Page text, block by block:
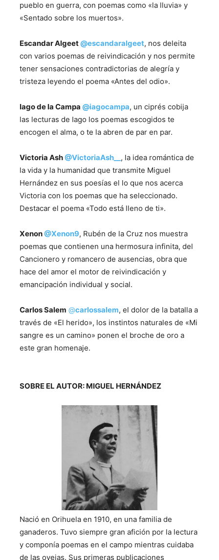
pueblo en guerra, con poemas como «la lluvia» y
«Sentado sobre los muertos».
Escandar Algeet @escandaralgeet, nos deleita
con varios poemas de reivindicación y nos permite
tener sensaciones contradictorias de alegría y
tristeza leyendo el poema «Antes del odio».
Iago de la Campa @iagocampa, un ciprés cobija
las lecturas de Iago los poemas escogidos te
encogen el alma, o te la abren de par en par.
Victoria Ash@VictoriaAsh__ , la idea romántica de
la vida y la humanidad que transmite Miguel
Hernández en sus poesías el lo que nos acerca
Victoria con los poemas que ha seleccionado.
Destacar el poema «Todo está lleno de ti».
Xenon@Xenon9, Rubén de la Cruz nos muestra
poemas que contienen una hermosura infinita, del
Cancionero y romancero de ausencias, obra que
hace del amor el motor de reivindicación y
emancipación individual y social.
Carlos Salem @carlossalem, el dolor de la batalla a
través de «El herido», los instintos naturales de «Mi
sangre es un camino» ponen el broche de oro a
este gran homenaje.
SOBRE EL AUTOR: MIGUEL HERNÁNDEZ
Nació en Orihuela en 1910, en una familia de
ganaderos. Tuvo siempre gran afición por la lectura
y componía poemas en el campo mientras cuidaba
de las ovejas. Sus primeras publicaciones